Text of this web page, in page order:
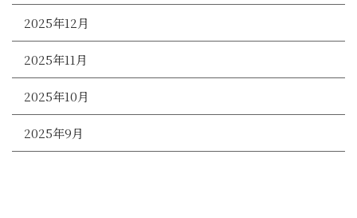
2025年12月
2025年11月
2025年10月
2025年9月